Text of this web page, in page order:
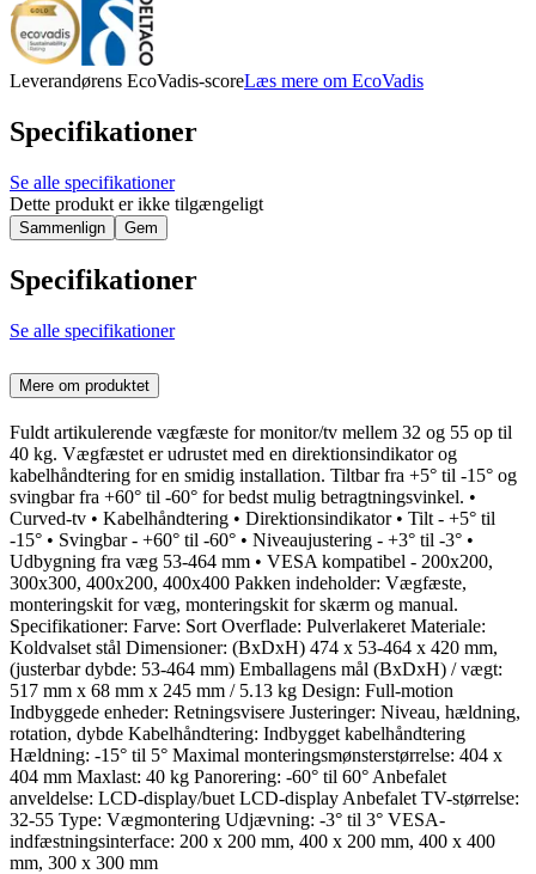
Leverandørens EcoVadis-scoreLæs mere om EcoVadis
Specifikationer
Se alle specifikationer
Dette produkt er ikke tilgængeligt
Sammenlign Gem
Specifikationer
Se alle specifikationer
Mere om produktet
Fuldt artikulerende vægfæste for monitor/tv mellem 32 og 55 op til
40 kg. Vægfæstet er udrustet med en direktionsindikator og
kabelhåndtering for en smidig installation. Tiltbar fra +5° til -15° og
svingbar fra +60° til -60° for bedst mulig betragtningsvinkel. •
Curved-tv • Kabelhåndtering • Direktionsindikator • Tilt - +5° til
-15° • Svingbar - +60° til -60° • Niveaujustering - +3° til -3° •
Udbygning fra væg 53-464 mm • VESA kompatibel - 200x200,
300x300, 400x200, 400x400 Pakken indeholder: Vægfæste,
monteringskit for væg, monteringskit for skærm og manual.
Specifikationer: Farve: Sort Overflade: Pulverlakeret Materiale:
Koldvalset stål Dimensioner: (BxDxH) 474 x 53-464 x 420 mm,
(justerbar dybde: 53-464 mm) Emballagens mål (BxDxH) / vægt:
517 mm x 68 mm x 245 mm / 5.13 kg Design: Full-motion
Indbyggede enheder: Retningsvisere Justeringer: Niveau, hældning,
rotation, dybde Kabelhåndtering: Indbygget kabelhåndtering
Hældning: -15° til 5° Maximal monteringsmønsterstørrelse: 404 x
404 mm Maxlast: 40 kg Panorering: -60° til 60° Anbefalet
anveldelse: LCD-display/buet LCD-display Anbefalet TV-størrelse:
32-55 Type: Vægmontering Udjævning: -3° til 3° VESA-
indfæstningsinterface: 200 x 200 mm, 400 x 200 mm, 400 x 400
mm, 300 x 300 mm